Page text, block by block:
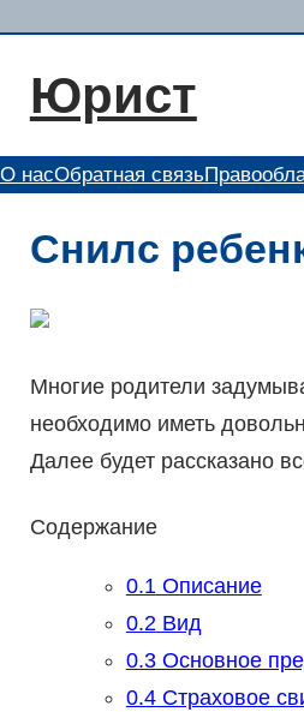
содержимому
Юрист
О насОбратная связь
Снилс
Многие родители
необходимо иметь
Далее будет рассказано
Содержание
0.1Описание
0.2Вид
0.3Основное
0.4Страховое